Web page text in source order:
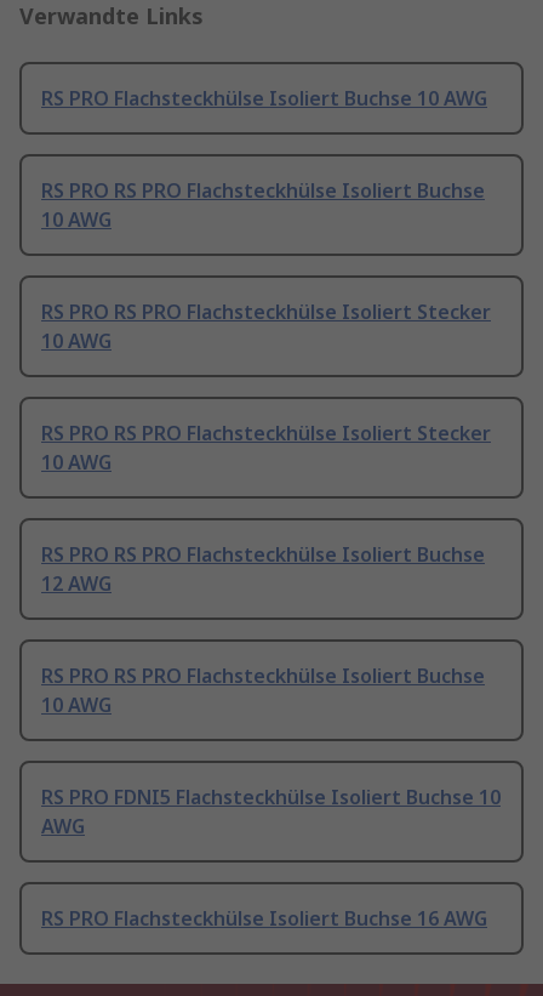
Verwandte Links
RS PRO Flachsteckhülse Isoliert Buchse 10 AWG
RS PRO RS PRO Flachsteckhülse Isoliert Buchse
10 AWG
RS PRO RS PRO Flachsteckhülse Isoliert Stecker
10 AWG
RS PRO RS PRO Flachsteckhülse Isoliert Stecker
10 AWG
RS PRO RS PRO Flachsteckhülse Isoliert Buchse
12 AWG
RS PRO RS PRO Flachsteckhülse Isoliert Buchse
10 AWG
RS PRO FDNI5 Flachsteckhülse Isoliert Buchse 10
AWG
RS PRO Flachsteckhülse Isoliert Buchse 16 AWG